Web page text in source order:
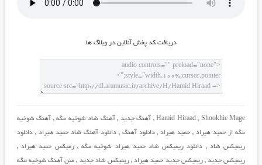
دريافت کد پخش آنلاين در وبلاگ ها
Hamid Hiraad, Shookhie Mage
, آهنگ جدید , آهنگ شاد شوخیه مگه, آهنگ شوخیه
مگه از حمید هیراد, حمید هیراد,دانلود آهنگ ,دانلود آهنگ شاد حمید هیراد ,دانلود
ریمیکس شاد , دانلود ریمیکس شاد حمید هیراد شوخیه مگه,رمیکس حمید هیراد,
ریمیکس جدید,ریمیکس جدید حمید هیراد,ریمیکس شاد جدید , متن آهنگ شوخیه مگه